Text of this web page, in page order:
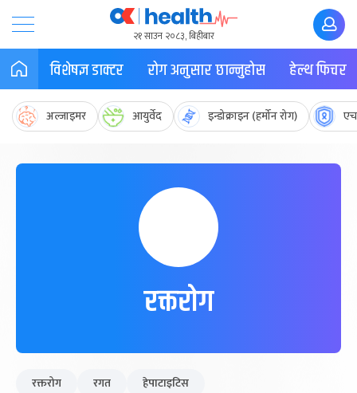
२१ साउन २०८३, बिहीबार
विशेषज्ञ डाक्टर रोग अनुसार छान्नुहोस हेल्थ फिचर
अल्जाइमर आयुर्वेद इन्डोक्राइन (हर्मोन रोग)
रक्तरोग
रक्तरोग रगत हेपाटाइटिस